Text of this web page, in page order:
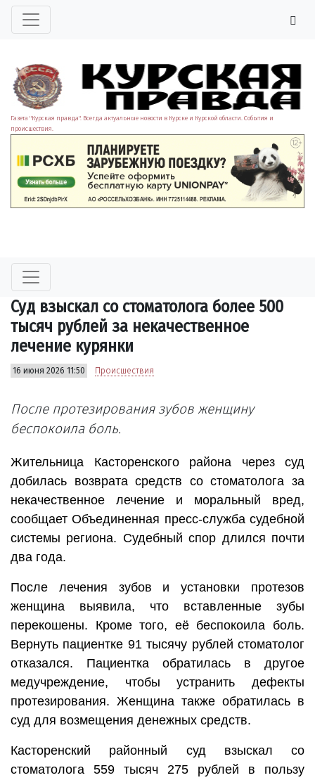
Газета "Курская правда". Всегда актуальные новости в Курске и Курской области. События и
происшествия.
Суд взыскал со стоматолога более 500
тысяч рублей за некачественное
лечение курянки
16 июня 2026 11:50 Происшествия
После протезирования зубов женщину
беспокоила боль.
Жительница Касторенского района через суд
добилась возврата средств со стоматолога за
некачественное лечение и моральный вред,
сообщает Объединенная пресс-служба судебной
системы региона. Судебный спор длился почти
два года.
После лечения зубов и установки протезов
женщина выявила, что вставленные зубы
перекошены. Кроме того, её беспокоила боль.
Вернуть пациентке 91 тысячу рублей стоматолог
отказался. Пациентка обратилась в другое
медучреждение, чтобы устранить дефекты
протезирования. Женщина также обратилась в
суд для возмещения денежных средств.
Касторенский районный суд взыскал со
стоматолога 559 тысяч 275 рублей в пользу